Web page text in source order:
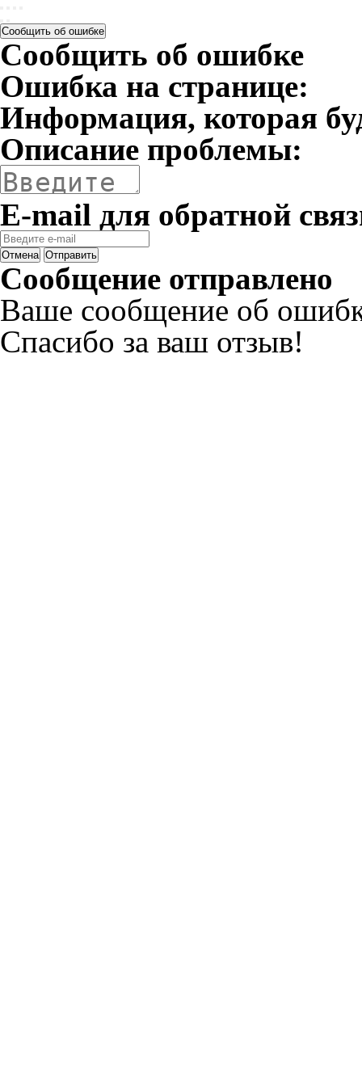
Сообщить об ошибке
Сообщить об ошибке
Ошибка на странице:
Информация, которая
Описание проблемы:
E-mail для обратной
Отмена Отправить
Сообщение отправлено
Ваше сообщение об
Спасибо за ваш отзыв!